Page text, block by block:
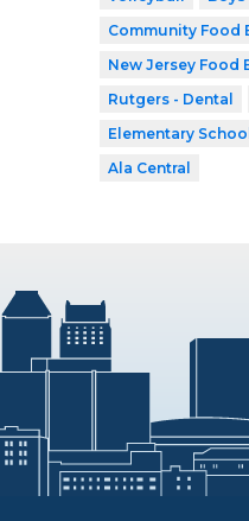
Community Food
New Jersey Food
Rutgers - Dental
Elementary School
Ala Central